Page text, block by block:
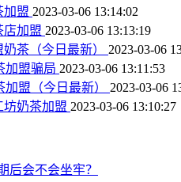
加盟 2023-03-06 13:14:02
店加盟 2023-03-06 13:13:19
茶（今日最新） 2023-03-06
加盟骗局 2023-03-06 13:11:53
加盟（今日最新） 2023-03-06
坊奶茶加盟 2023-03-06 13:10:27
后会不会坐牢？